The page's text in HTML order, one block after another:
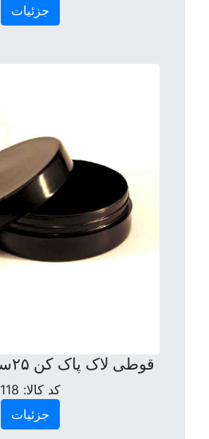
جزئیات
قوطی لاک پاک کن ۲۵سی سی با درب
کد کالا: 118
جزئیات